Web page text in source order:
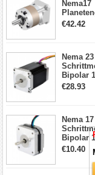
Nema17
5:1 Spiel
€42.42
Nema 23
Bipolar
2,83Nm
€28.93
Nema 17
Bipolar
8.7Ncm
Draden
€10.40